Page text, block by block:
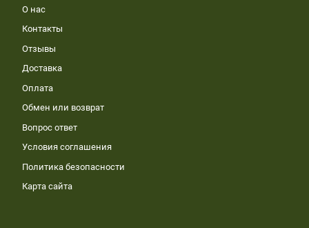
О нас
Контакты
Отзывы
Доставка
Оплата
Обмен или возврат
Вопрос ответ
Условия соглашения
Политика безопасности
Карта сайта